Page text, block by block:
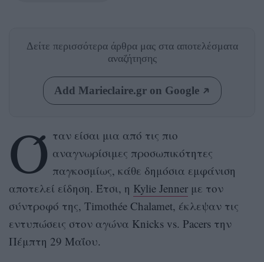
Δείτε περισσότερα άρθρα μας στα αποτελέσματα
αναζήτησης
Add Marieclaire.gr on Google
Ό ταν είσαι μια από τις πιο
αναγνωρίσιμες προσωπικότητες
παγκοσμίως, κάθε δημόσια εμφάνιση
αποτελεί είδηση. Έτσι, η Kylie Jenner με τον
σύντροφό της, Timothée Chalamet, έκλεψαν τις
εντυπώσεις στον αγώνα Knicks vs. Pacers την
Πέμπτη 29 Μαΐου.